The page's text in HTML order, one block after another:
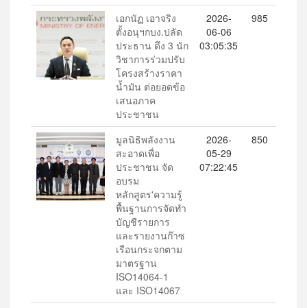
เอกนัฏ เอาจริง
ตั้งอนุฯกบง.ปลัด
ประธาน ดึง 3 นัก
วิชาการร่วมปรับ
โครงสร้างราคา
น้ำมัน ต่อยอดข้อ
เสนอภาค
ประชาชน
2026-
06-06
03:05:35
985
มูลนิธิพลังงาน
สะอาดเพื่อ
ประชาชน จัด
อบรม
หลักสูตร'ความรู้
พื้นฐานการจัดทำ
บัญชีรายการ
และรายงานก๊าซ
เรือนกระจกตาม
มาตรฐาน
ISO14064-1
และ ISO14067
2026-
05-29
07:22:45
850